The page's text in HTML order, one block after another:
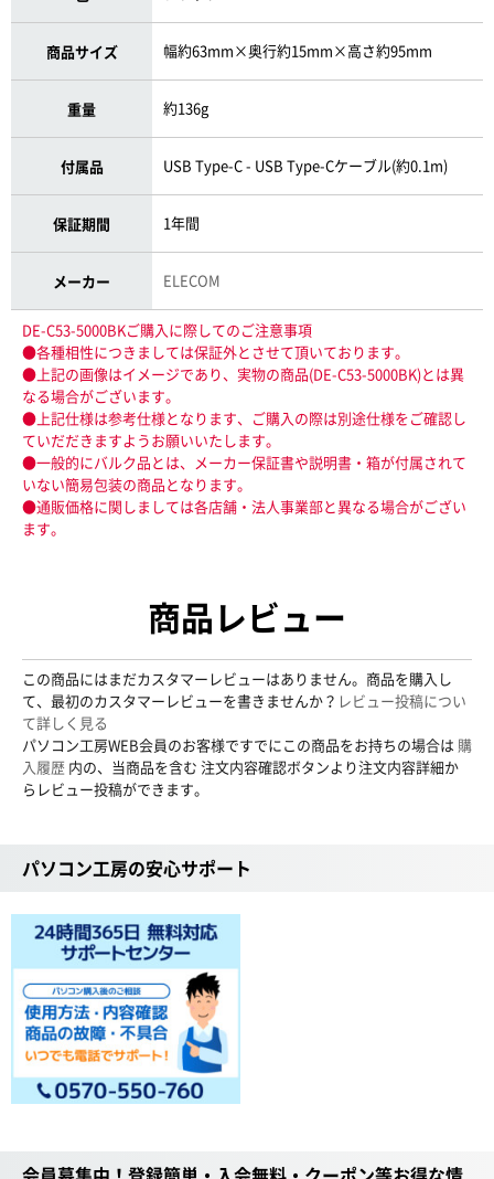
商品サイズ 幅約63mm×奥行約15mm×高さ約95mm
重量 約136g
付属品 USB Type-C - USB Type-Cケーブル(約0.1m)
保証期間 1年間
メーカー ELECOM
DE-C53-5000BKご購入に際してのご注意事項
●各種相性につきましては保証外とさせて頂いております。
●上記の画像はイメージであり、実物の商品(DE-C53-5000BK)とは異
なる場合がございます。
●上記仕様は参考仕様となります、ご購入の際は別途仕様をご確認し
ていだだきますようお願いいたします。
●一般的にバルク品とは、メーカー保証書や説明書・箱が付属されて
いない簡易包装の商品となります。
●通販価格に関しましては各店舗・法人事業部と異なる場合がござい
ます。
商品レビュー
この商品にはまだカスタマーレビューはありません。商品を購入し
て、最初のカスタマーレビューを書きませんか？ レビュー投稿につい
て詳しく見る
パソコン工房WEB会員のお客様ですでにこの商品をお持ちの場合は 購
入履歴 内の、当商品を含む 注文内容確認ボタンより注文内容詳細か
らレビュー投稿ができます。
パソコン工房の安心サポート